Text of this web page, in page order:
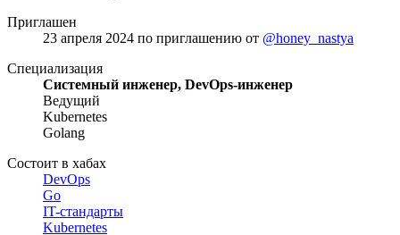
Приглашен
23 апреля 2024 по приглашению от @honey_nastya
Специализация
Системный инженер, DevOps-инженер
Ведущий
Kubernetes
Golang
Состоит в хабах
DevOps
Go
IT-стандарты
Kubernetes